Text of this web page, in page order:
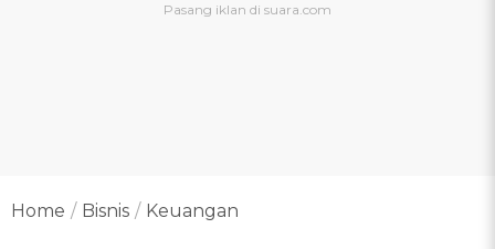
Home Bisnis Keuangan